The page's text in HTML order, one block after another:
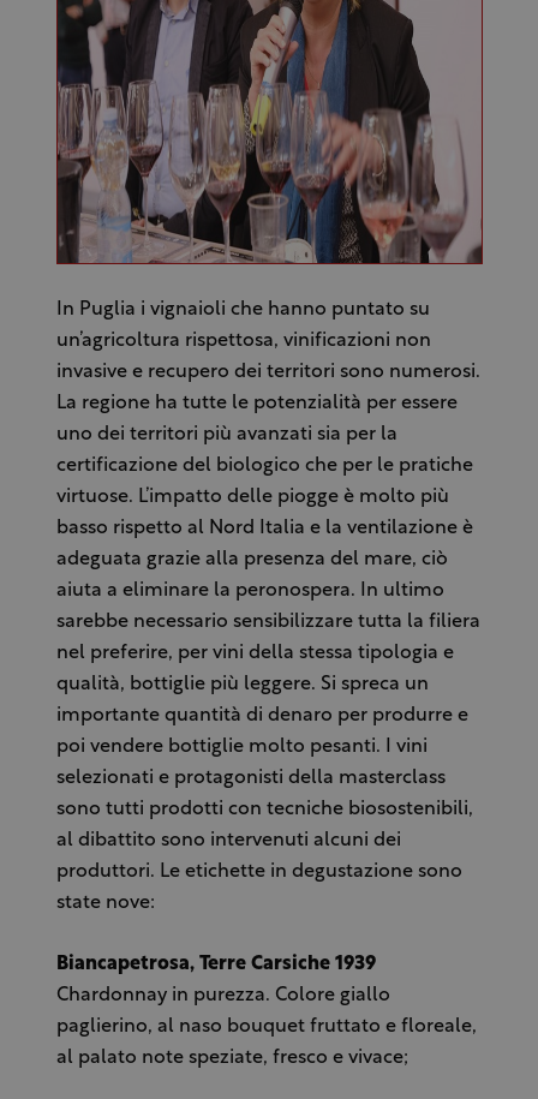
In Puglia i vignaioli che hanno puntato su
un’agricoltura rispettosa, vinificazioni non
invasive e recupero dei territori sono numerosi.
La regione ha tutte le potenzialità per essere
uno dei territori più avanzati sia per la
certificazione del biologico che per le pratiche
virtuose. L’impatto delle piogge è molto più
basso rispetto al Nord Italia e la ventilazione è
adeguata grazie alla presenza del mare, ciò
aiuta a eliminare la peronospera. In ultimo
sarebbe necessario sensibilizzare tutta la filiera
nel preferire, per vini della stessa tipologia e
qualità, bottiglie più leggere. Si spreca un
importante quantità di denaro per produrre e
poi vendere bottiglie molto pesanti. I vini
selezionati e protagonisti della masterclass
sono tutti prodotti con tecniche biosostenibili,
al dibattito sono intervenuti alcuni dei
produttori. Le etichette in degustazione sono
state nove:
Biancapetrosa, Terre Carsiche 1939
Chardonnay in purezza. Colore giallo
paglierino, al naso bouquet fruttato e floreale,
al palato note speziate, fresco e vivace;